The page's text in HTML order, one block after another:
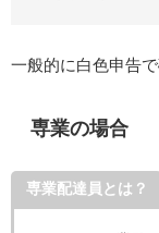
一般的に白色申告
専業の場合
専業配達員とは？